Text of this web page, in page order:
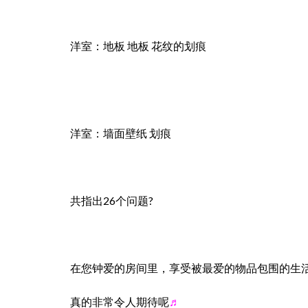
洋室：地板 地板 花纹的划痕
洋室：墙面壁纸 划痕
共指出26个问题?
在您钟爱的房间里，享受被最爱的物品包围的生
真的非常令人期待呢 ♬